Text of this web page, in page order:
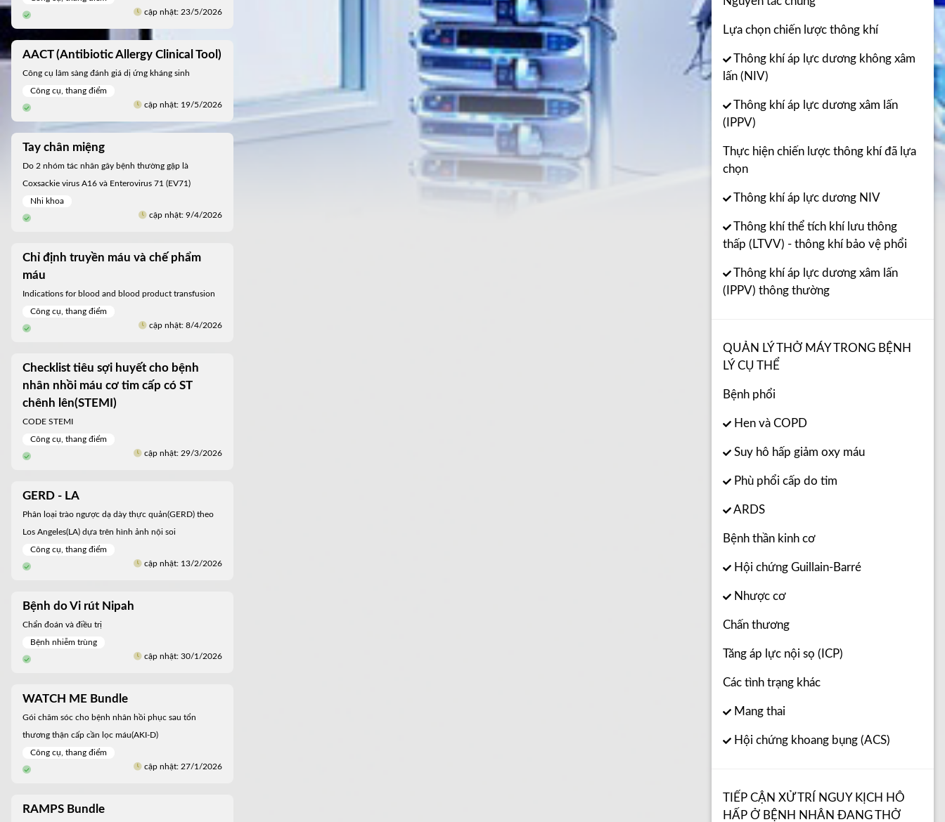
cập nhật: 23/5/2026
AACT (Antibiotic Allergy Clinical Tool)
Công cụ lâm sàng đánh giá dị ứng kháng sinh
Công cụ, thang điểm
cập nhật: 19/5/2026
Tay chân miệng
Do 2 nhóm tác nhân gây bệnh thường gặp là
Coxsackie virus A16 và Enterovirus 71 (EV71)
Nhi khoa
cập nhật: 9/4/2026
Chỉ định truyền máu và chế phẩm
máu
Indications for blood and blood product transfusion
Công cụ, thang điểm
cập nhật: 8/4/2026
Checklist tiêu sợi huyết cho bệnh
nhân nhồi máu cơ tim cấp có ST
chênh lên(STEMI)
CODE STEMI
Công cụ, thang điểm
cập nhật: 29/3/2026
GERD - LA
Phân loại trào ngược dạ dày thực quản(GERD) theo
Los Angeles(LA) dựa trên hình ảnh nội soi
Công cụ, thang điểm
cập nhật: 13/2/2026
Bệnh do Vi rút Nipah
Chẩn đoán và điều trị
Bệnh nhiễm trùng
cập nhật: 30/1/2026
WATCH ME Bundle
Gói chăm sóc cho bệnh nhân hồi phục sau tổn
thương thận cấp cần lọc máu(AKI-D)
Công cụ, thang điểm
cập nhật: 27/1/2026
RAMPS Bundle
Lựa chọn chiến lược thông khí
Thông khí áp lực dương không xâm
lấn (NIV)
Thông khí áp lực dương xâm lấn
(IPPV)
Thực hiện chiến lược thông khí đã lựa
chọn
Thông khí áp lực dương NIV
Thông khí thể tích khí lưu thông
thấp (LTVV) - thông khí bảo vệ phổi
Thông khí áp lực dương xâm lấn
(IPPV) thông thường
QUẢN LÝ THỞ MÁY TRONG BỆNH
LÝ CỤ THỂ
Bệnh phổi
Hen và COPD
Suy hô hấp giảm oxy máu
Phù phổi cấp do tim
ARDS
Bệnh thần kinh cơ
Hội chứng Guillain-Barré
Nhược cơ
Chấn thương
Tăng áp lực nội sọ (ICP)
Các tình trạng khác
Mang thai
Hội chứng khoang bụng (ACS)
TIẾP CẬN XỬ TRÍ NGUY KỊCH HÔ
HẤP Ở BỆNH NHÂN ĐANG THỞ